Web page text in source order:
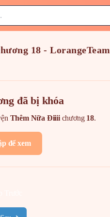
18 - LorangeTeam
đã bị khóa
Thêm Nữa Điiiichương 18.
để xem